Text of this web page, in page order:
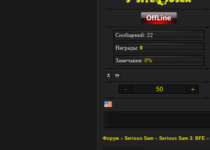
Сообщений: 22
Награды: 0
Замечания: 0%
50
Форум » Serious Sam » Serious Sam 3: BFE »